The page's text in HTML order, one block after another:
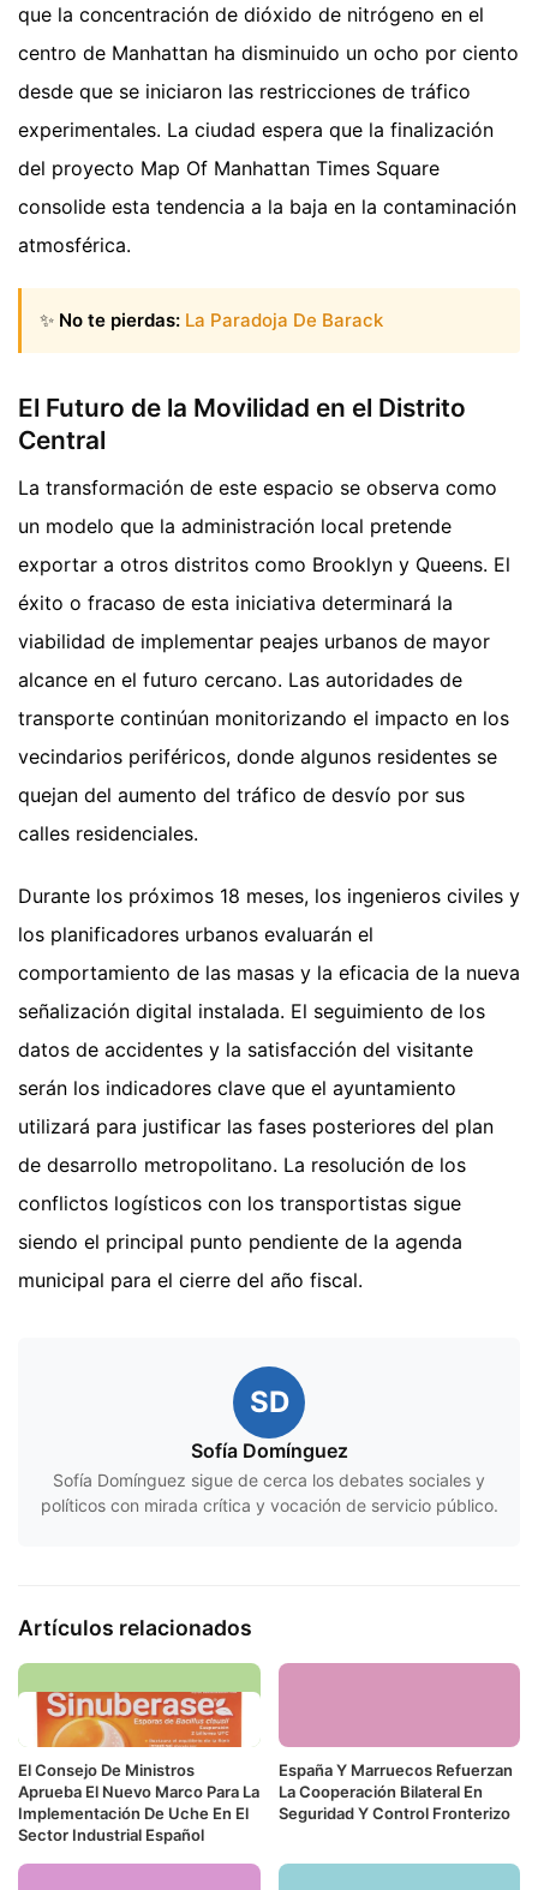
que la concentración de dióxido de nitrógeno en el
centro de Manhattan ha disminuido un ocho por ciento
desde que se iniciaron las restricciones de tráfico
experimentales. La ciudad espera que la finalización
del proyecto Map Of Manhattan Times Square
consolide esta tendencia a la baja en la contaminación
atmosférica.
✨ No te pierdas: La Paradoja De Barack
El Futuro de la Movilidad en el Distrito
Central
La transformación de este espacio se observa como
un modelo que la administración local pretende
exportar a otros distritos como Brooklyn y Queens. El
éxito o fracaso de esta iniciativa determinará la
viabilidad de implementar peajes urbanos de mayor
alcance en el futuro cercano. Las autoridades de
transporte continúan monitorizando el impacto en los
vecindarios periféricos, donde algunos residentes se
quejan del aumento del tráfico de desvío por sus
calles residenciales.
Durante los próximos 18 meses, los ingenieros civiles y
los planificadores urbanos evaluarán el
comportamiento de las masas y la eficacia de la nueva
señalización digital instalada. El seguimiento de los
datos de accidentes y la satisfacción del visitante
serán los indicadores clave que el ayuntamiento
utilizará para justificar las fases posteriores del plan
de desarrollo metropolitano. La resolución de los
conflictos logísticos con los transportistas sigue
siendo el principal punto pendiente de la agenda
municipal para el cierre del año fiscal.
SD
Sofía Domínguez
Sofía Domínguez sigue de cerca los debates sociales y
políticos con mirada crítica y vocación de servicio público.
Artículos relacionados
El Consejo De Ministros
Aprueba El Nuevo Marco Para La
Implementación De Uche En El
Sector Industrial Español
España Y Marruecos Refuerzan
La Cooperación Bilateral En
Seguridad Y Control Fronterizo